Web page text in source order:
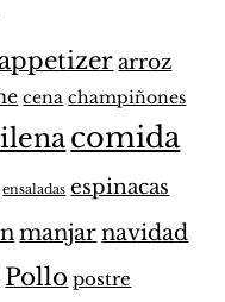
appetizer arroz
cena champiñones
comida
ensaladas espinacas
manjarnavidad
Pollo postre